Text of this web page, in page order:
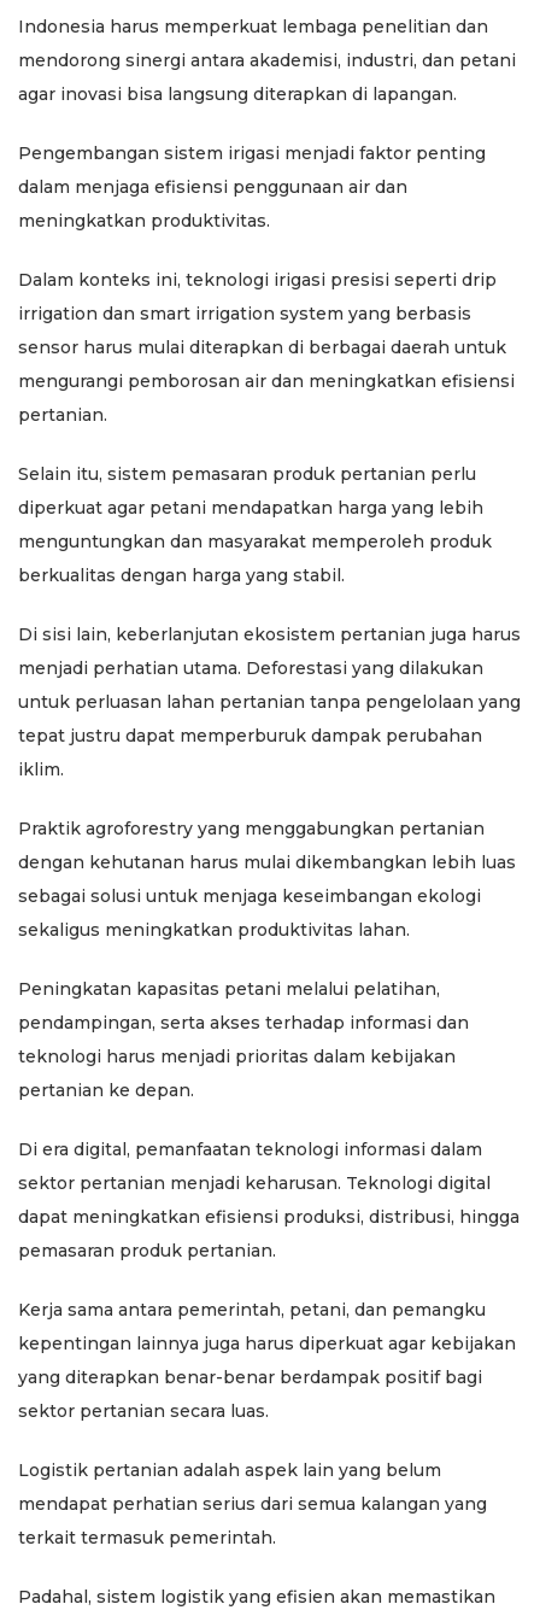
Indonesia harus memperkuat lembaga penelitian dan
mendorong sinergi antara akademisi, industri, dan petani
agar inovasi bisa langsung diterapkan di lapangan.
Pengembangan sistem irigasi menjadi faktor penting
dalam menjaga efisiensi penggunaan air dan
meningkatkan produktivitas.
Dalam konteks ini, teknologi irigasi presisi seperti drip
irrigation dan smart irrigation system yang berbasis
sensor harus mulai diterapkan di berbagai daerah untuk
mengurangi pemborosan air dan meningkatkan efisiensi
pertanian.
Selain itu, sistem pemasaran produk pertanian perlu
diperkuat agar petani mendapatkan harga yang lebih
menguntungkan dan masyarakat memperoleh produk
berkualitas dengan harga yang stabil.
Di sisi lain, keberlanjutan ekosistem pertanian juga harus
menjadi perhatian utama. Deforestasi yang dilakukan
untuk perluasan lahan pertanian tanpa pengelolaan yang
tepat justru dapat memperburuk dampak perubahan
iklim.
Praktik agroforestry yang menggabungkan pertanian
dengan kehutanan harus mulai dikembangkan lebih luas
sebagai solusi untuk menjaga keseimbangan ekologi
sekaligus meningkatkan produktivitas lahan.
Peningkatan kapasitas petani melalui pelatihan,
pendampingan, serta akses terhadap informasi dan
teknologi harus menjadi prioritas dalam kebijakan
pertanian ke depan.
Di era digital, pemanfaatan teknologi informasi dalam
sektor pertanian menjadi keharusan. Teknologi digital
dapat meningkatkan efisiensi produksi, distribusi, hingga
pemasaran produk pertanian.
Kerja sama antara pemerintah, petani, dan pemangku
kepentingan lainnya juga harus diperkuat agar kebijakan
yang diterapkan benar-benar berdampak positif bagi
sektor pertanian secara luas.
Logistik pertanian adalah aspek lain yang belum
mendapat perhatian serius dari semua kalangan yang
terkait termasuk pemerintah.
Padahal, sistem logistik yang efisien akan memastikan